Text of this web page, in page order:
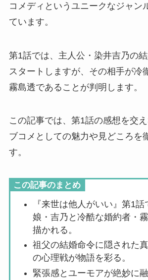
コメディというユニークなジャン
ています。
第1話では、主人公・染井吉乃の
スタートしますが、その相手が冷
霧島透であることが判明します。
この記事では、第1話の感想を交
ブコメとしての魅力や見どころを
す。
この記事のまとめ
『来世は他人がいい』第1
娘・吉乃と冷酷な婚約者・
描かれる。
祖父の結婚命令に隠された
の心理戦が物語を彩る。
緊張感とユーモアが絶妙に